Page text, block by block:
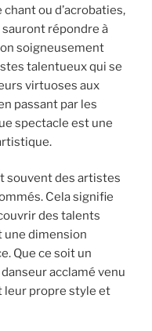
chant ou d’acrobaties,
répondre à
soigneusement
talentueux qui se
virtuoses aux
passant par les
spectacle est une
souvent des artistes
Cela signifie
des talents
une dimension
Que ce soit un
acclamé venu
leur propre style et